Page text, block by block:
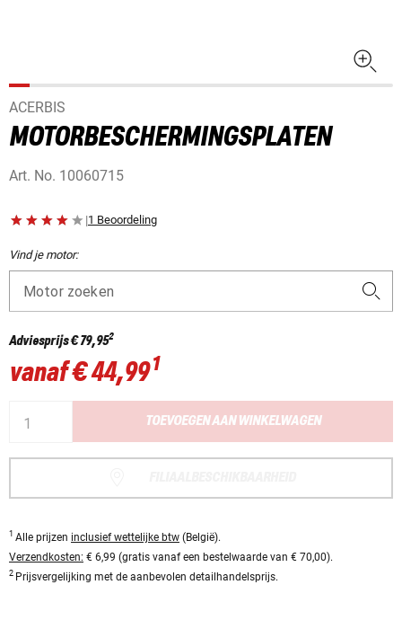
ACERBIS
MOTORBESCHERMINGSPLATEN
Art. No. 10060715
|1 Beoordeling
Vind je motor:
Motor zoeken
Adviesprijs€ 79,952
vanaf€ 44,991
TOEVOEGEN AAN WINKELWAGEN
1 Alle prijzen inclusief wettelijke btw (België).
Verzendkosten: € 6,99 (gratis vanaf een bestelwaarde van € 70,00).
2 Prijsvergelijking met de aanbevolen detailhandelsprijs.